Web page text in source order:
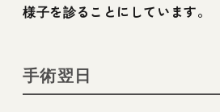
様子を診ることにしています。
手術翌日